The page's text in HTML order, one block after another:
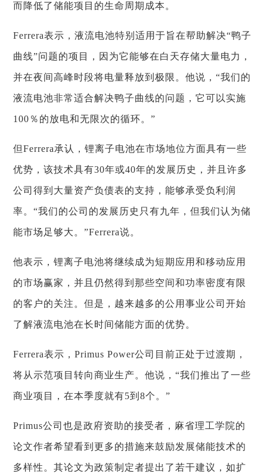
而降低了储能项目的生命周期成本。
Ferrera表示，液流电池特别适用于旨在帮助解决“鸭子
曲线”问题的项目，因为它能够在白天存储大量电力，
并在夜间高峰时段将电量释放到极限。他说，“我们的
液流电池非常适合解决鸭子曲线的问题，它可以实施
100％的放电和无限次的循环。”
但Ferrera承认，锂离子电池在市场地位方面具有一些
优势，该技术具有30年或40年的发展历史，并且许多
公司得到大量资产负债表的支持，能够承受负利润
率。“我们的公司的发展历史只有九年，但我们认为储
能市场足够大。”Ferrera说。
他表示，锂离子电池将继续成为短期应用和移动应用
的市场赢家，并且仍然得到那些空间和功率密度有限
的客户的关注。但是，越来越多的公用事业公司开始
了解液流电池在长时间储能方面的优势。
Ferrera表示，Primus Power公司目前正处于过渡期，
将从示范项目转向商业生产。他说，“我们推出了一些
商业项目，在本季度就有5到8个。”
Primus公司也是政府资助的接受者，麻省理工学院的
论文作者希望看到更多的措施来鼓励发展储能技术的
多样性。其论文为政策制定者提出了若干建议，如扩